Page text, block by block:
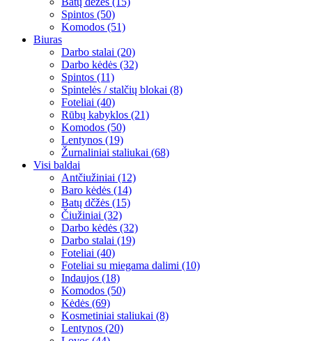
Spintos (50)
Komodos (51)
Biuras
Darbo stalai (20)
Darbo kėdės (32)
Spintos (11)
Spintelės / stalčių blokai (8)
Foteliai (40)
Rūbų kabyklos (21)
Komodos (50)
Lentynos (19)
Žurnaliniai staliukai (68)
Visi baldai
Antčiužiniai (12)
Baro kėdės (14)
Batų dčžės (15)
Čiužiniai (32)
Darbo kėdės (32)
Darbo stalai (19)
Foteliai (40)
Foteliai su miegama dalimi (10)
Indaujos (18)
Komodos (50)
Kėdės (69)
Kosmetiniai staliukai (8)
Lentynos (20)